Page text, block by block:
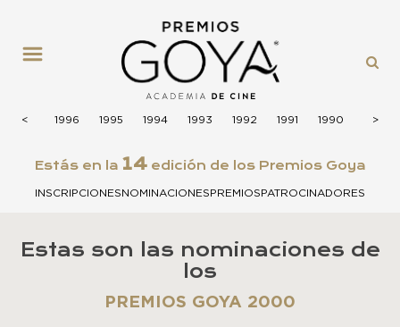
<
<
1997 1996 1995 1994 1993 1992 1991 1990 1989
>
>
Estás en la 14edición de los Premios Goya
INSCRIPCIONESNOMINACIONESPREMIOSPATROCINADORES
Estas son las nominaciones de
los
PREMIOS GOYA 2000